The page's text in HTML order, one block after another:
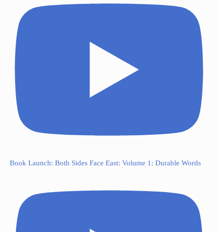
Book Launch: Both Sides Face East: Volume 1: Durable Words